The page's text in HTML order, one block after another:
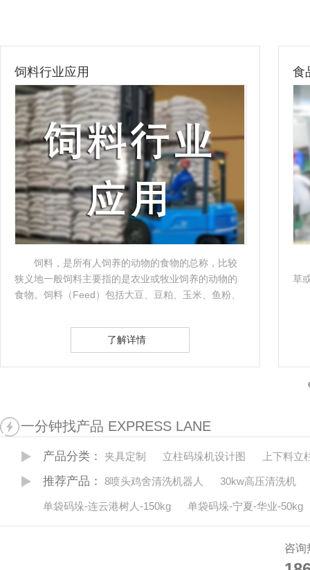
饲料行业应用
饲料，是所有人饲养的动物的食物的总称，比较
狭义地一般饲料主要指的是农业或牧业饲养的动物的
食物。饲料（Feed）包括大豆、豆粕、玉米、鱼粉、
添加剂等十余个品种的饲料原料。…
了解详情
食
草
一分钟找产品 EXPRESS LANE
产品分类： 夹具定制 立柱码垛机设计图 上下料立
推荐产品： 8喷头鸡舍清洗机器人 30kw高压清洗机
单袋码垛-连云港树人-150kg 单袋码垛-宁夏-华业-50kg
咨询